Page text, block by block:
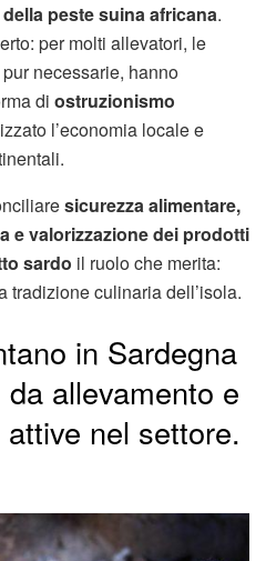
peste suina africana.
per molti allevatori, le
pur necessarie, hanno
di ostruzionismo
l’economia locale e
sicurezza alimentare,
e valorizzazione dei prodotti
sardo il ruolo che merita:
tradizione culinaria dell’isola.
in Sardegna
da allevamento e
attive nel settore.